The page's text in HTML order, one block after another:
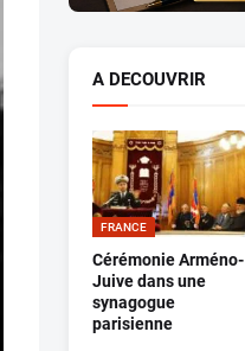
A DECOUVRIR
FRANCE
Cérémonie Arméno-
Juive dans une
synagogue
parisienne